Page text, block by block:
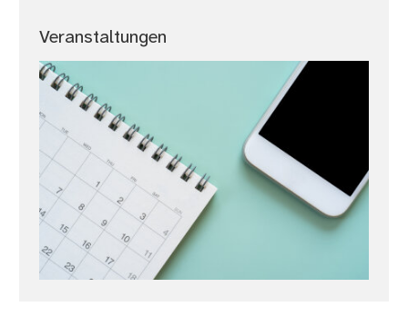
Veranstaltungen